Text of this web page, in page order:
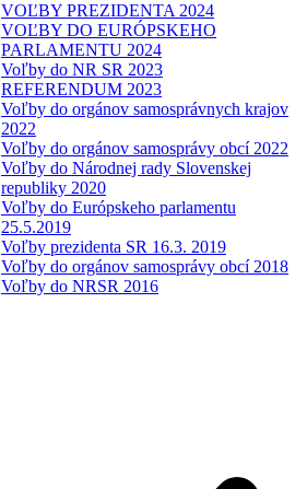
VOĽBY PREZIDENTA 2024
VOĽBY DO EURÓPSKEHO
PARLAMENTU 2024
Voľby do NR SR 2023
REFERENDUM 2023
Voľby do orgánov samosprávnych krajov
2022
Voľby do orgánov samosprávy obcí 2022
Voľby do Národnej rady Slovenskej
republiky 2020
Voľby do Európskeho parlamentu
25.5.2019
Voľby prezidenta SR 16.3. 2019
Voľby do orgánov samosprávy obcí 2018
Voľby do NRSR 2016